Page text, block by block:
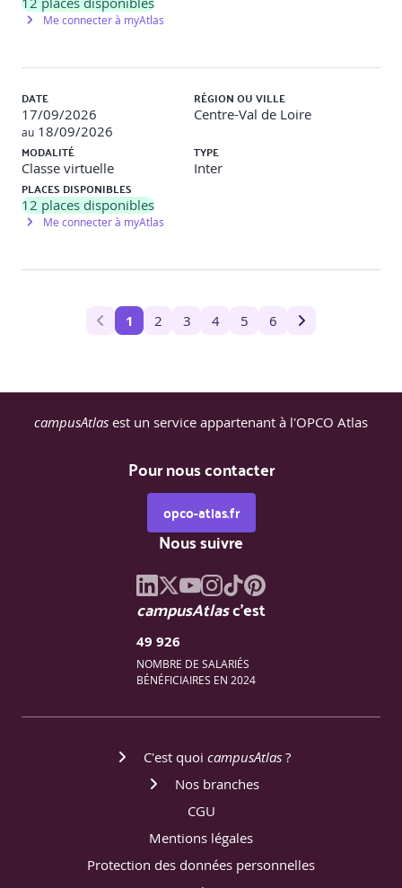
Me connecter à myAtlas
DATE
17/09/2026
au 18/09/2026
RÉGION OU VILLE
Centre-Val de Loire
MODALITÉ
Classe virtuelle
TYPE
Inter
PLACES DISPONIBLES
12 places disponibles
Me connecter à myAtlas
1 2 3 4 5 6
campusAtlas est un service appartenant à l'OPCO Atlas
Pour nous contacter
opco-atlas.fr
Nous suivre
campusAtlasc'est
49 926
NOMBRE DE SALARIÉS
BÉNÉFICIAIRES EN 2024
C'est quoi campusAtlas ?
Nos branches
CGU
Mentions légales
Protection des données personnelles